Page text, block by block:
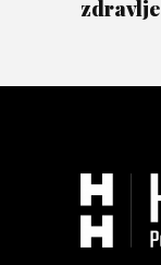
zdravlje